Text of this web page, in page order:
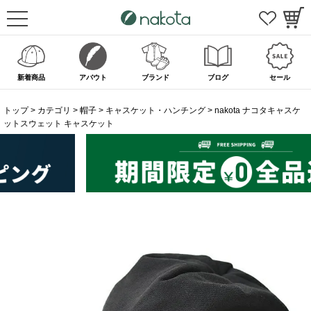
新着商品 アバウト ブランド ブログ セール
トップ カテゴリ 帽子 キャスケット・ハンチング
nakota ナコタキャスケ
ットスウェット キャスケット